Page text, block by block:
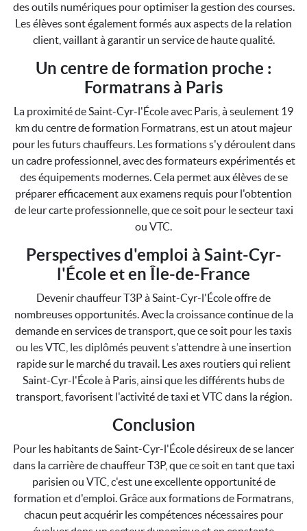
des outils numériques pour optimiser la gestion des courses.
Les élèves sont également formés aux aspects de la relation
client, vaillant à garantir un service de haute qualité.
Un centre de formation proche :
Formatrans à Paris
La proximité de Saint-Cyr-l'École avec Paris, à seulement 19
km du centre de formation Formatrans, est un atout majeur
pour les futurs chauffeurs. Les formations s'y déroulent dans
un cadre professionnel, avec des formateurs expérimentés et
des équipements modernes. Cela permet aux élèves de se
préparer efficacement aux examens requis pour l'obtention
de leur carte professionnelle, que ce soit pour le secteur taxi
ou VTC.
Perspectives d'emploi à Saint-Cyr-
l'École et en Île-de-France
Devenir chauffeur T3P à Saint-Cyr-l'École offre de
nombreuses opportunités. Avec la croissance continue de la
demande en services de transport, que ce soit pour les taxis
ou les VTC, les diplômés peuvent s'attendre à une insertion
rapide sur le marché du travail. Les axes routiers qui relient
Saint-Cyr-l'École à Paris, ainsi que les différents hubs de
transport, favorisent l'activité de taxi et VTC dans la région.
Conclusion
Pour les habitants de Saint-Cyr-l'École désireux de se lancer
dans la carrière de chauffeur T3P, que ce soit en tant que taxi
parisien ou VTC, c'est une excellente opportunité de
formation et d'emploi. Grâce aux formations de Formatrans,
chacun peut acquérir les compétences nécessaires pour